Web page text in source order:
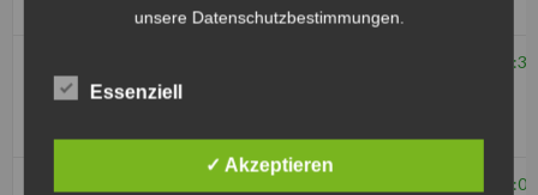
2019
Mörsch
18:30
15:00
unsere Datenschutzbestimmungen.
Essenziell
✓ Akzeptieren